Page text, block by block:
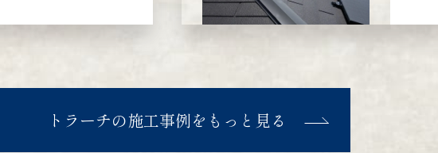
トラーチの施工事例を もっと見る